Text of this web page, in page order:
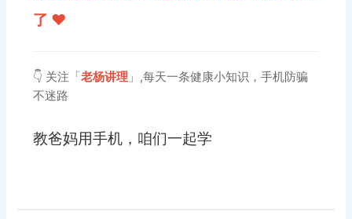
了 ❤️
👇 关注「老杨讲理 」,每天一条健康小知识，手机防骗
不迷路
教爸妈用手机，咱们一起学